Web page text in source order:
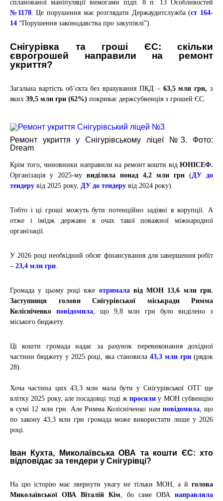
спланованої маніпуляції вимогами підп. 8 п. 13 Особливостей
№1178. Це порушення має розглядати Держаудитслужба (ст 164-
14 “Порушення законодавства про закупівлі”).
Снігурівка та гроші ЄС: скільки
єврогрошей направили на ремонт
укриття?
Загальна вартість об’єкта без врахування ПКД – 63,5 млн грн, з
яких 39,5 млн грн (62%) покриває держсубвенція з грошей ЄС.
Ремонт укриття у Снігурівському ліцеї №3. Фото:
Dream
Крім того, чиновники направили на ремонт кошти від ЮНІСЕФ.
Організація у 2025-му виділила понад 4,2 млн грн (ДУ до
тендеру від 2025 року, ДУ до тендеру від 2024 року).
Тобто і ці гроші можуть бути потенційно задіяні в корупції. А
отже і імідж держави в очах такої поважної міжнародної
організації.
У 2026 році необхідний обсяг фінансування для завершення робіт
– 23,4 млн грн.
Громада у цьому році вже отрималавід МОН 13,6 млн грн.
Заступниця голови Снігурівської міськради Римма
Колісніченко повідомила, що 9,8 млн грн було виділено з
міського бюджету.
Ці кошти громада надає за рахунок перевиконання дохідної
частини бюджету у 2025 році, яка становила 43,3 млн грн (рядок
28).
Хоча частина цих 43,3 млн мала бути у Снігурівської ОТГ ще
влітку 2025 року, але посадовці тоді жпросили у МОН субвенцію
в сумі 12 млн грн. Але Римма Колісніченко намповідомила, що
по закону 43,3 млн грн громада може використати лише у 2026
році.
Іван Кухта, Миколаївська ОВА та кошти ЄС: хто
відповідає за тендери у Снігурівці?
На цю історію має звернути увагу не тільки МОН, а й голова
Миколаївської ОВА Віталій Кім, бо саме ОВА направляла